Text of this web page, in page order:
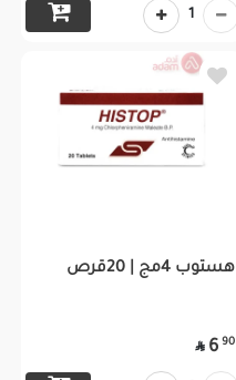
1
هستوب 4مج | 20قرص
90
6
